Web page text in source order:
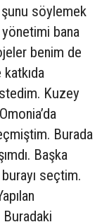
söylemek
bana
benim de
Kuzey
Burada
Başka
seçtim.
Buradaki